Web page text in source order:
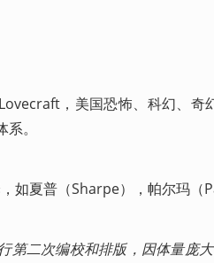
，美国恐怖、科幻、奇
。
如夏普（Sharpe），帕尔玛（
第二次编校和排版，因体量庞